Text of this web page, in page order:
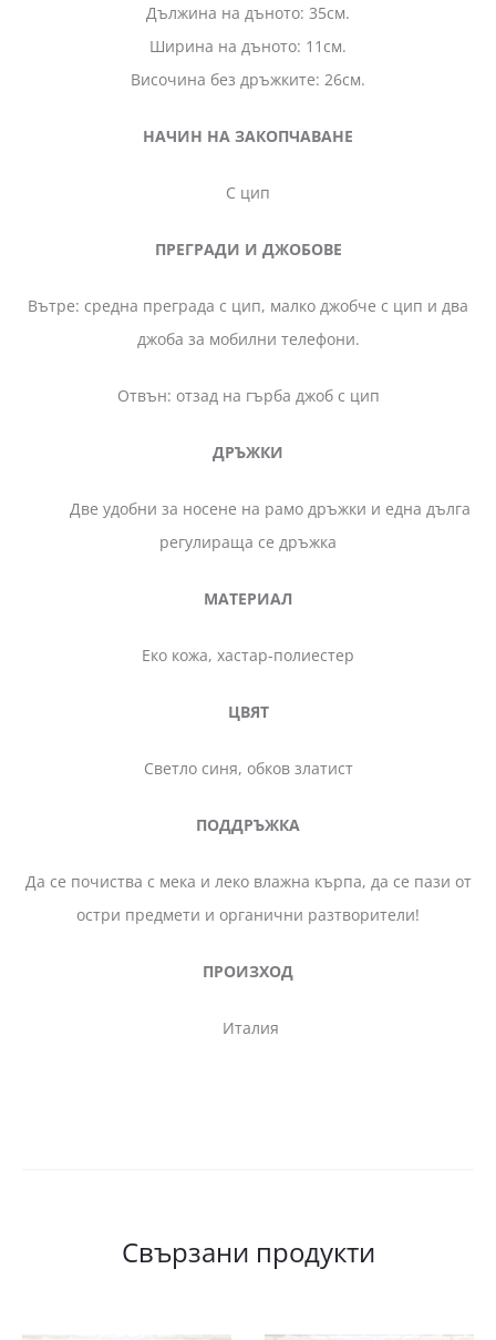
Дължина на дъното: 35см.
Ширина на дъното: 11см.
Височина без дръжките: 26см.
НАЧИН НА ЗАКОПЧАВАНЕ
С цип
ПРЕГРАДИ И ДЖОБОВЕ
Вътре: средна преграда с цип, малко джобче с цип и два
джоба за мобилни телефони.
Отвън: отзад на гърба джоб с цип
ДРЪЖКИ
Две удобни за носене на рамо дръжки и една дълга
регулираща се дръжка
МАТЕРИАЛ
Еко кожа, хастар-полиестер
ЦВЯТ
Светло синя, обков златист
ПОДДРЪЖКА
Да се почиства с мека и леко влажна кърпа, да се пази от
остри предмети и органични разтворители!
ПРОИЗХОД
Италия
Свързани продукти